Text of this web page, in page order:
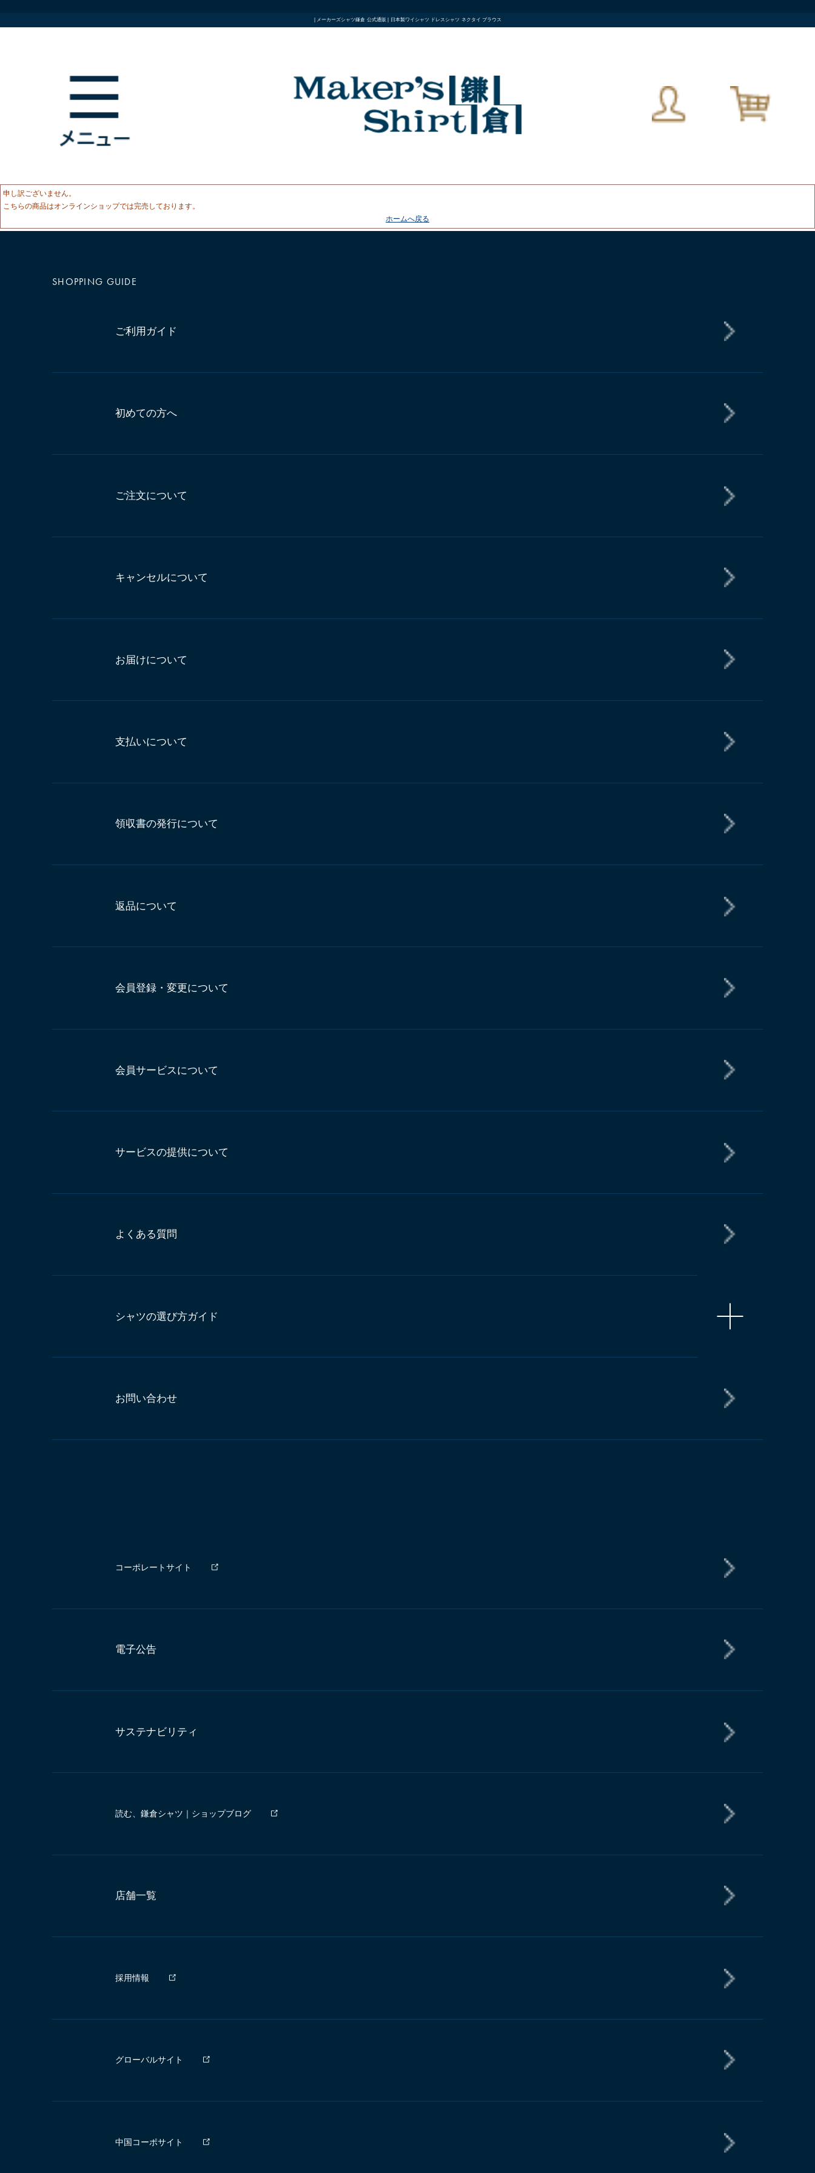
| メーカーズシャツ鎌倉 公式通販 | 日本製ワイシャツ ドレスシャツ ネクタイ ブラウス
申し訳ございません。
こちらの商品はオンラインショップでは完売しております。
ホームへ戻る
SHOPPING GUIDE
ご利用ガイド
初めての方へ
ご注文について
キャンセルについて
お届けについて
支払いについて
領収書の発行について
返品について
会員登録・変更について
会員サービスについて
サービスの提供について
よくある質問
シャツの選び方ガイド
お問い合わせ
コーポレートサイト
電子公告
サステナビリティ
読む、鎌倉シャツ｜ショップブログ
店舗一覧
採用情報
グローバルサイト
中国コーポサイト